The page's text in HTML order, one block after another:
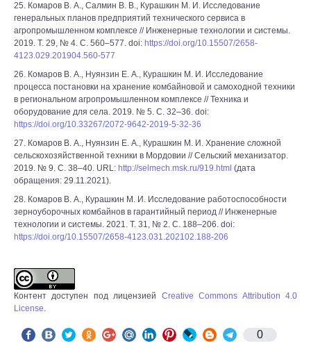
25. Комаров В. А., Салмин В. В., Курашкин М. И. Исследование
генеральных планов предприятий технического сервиса в
агропромышленном комплексе // Инженерные технологии и системы.
2019. Т. 29, № 4. С. 560–577. doi: https://doi.org/10.15507/2658-
4123.029.201904.560-577
26. Комаров В. А., Нуянзин Е. А., Курашкин М. И. Исследование
процесса постановки на хранение комбайновой и самоходной техники
в региональном агропромышленном комплексе // Техника и
оборудование для села. 2019. № 5. С. 32–36. doi:
https://doi.org/10.33267/2072-9642-2019-5-32-36
27. Комаров В. А., Нуянзин Е. А., Курашкин М. И. Хранение сложной
сельскохозяйственной техники в Мордовии // Сельский механизатор.
2019. № 9. С. 38–40. URL: http://selmech.msk.ru/919.html (дата
обращения: 29.11.2021).
28. Комаров В. А., Курашкин М. И. Исследование работоспособности
зерноуборочных комбайнов в гарантийный период // Инженерные
технологии и системы. 2021. Т. 31, № 2. С. 188–206. doi:
https://doi.org/10.15507/2658-4123.031.202102.188-206
Контент доступен под лицензией Creative Commons Attribution 4.0
License.
0